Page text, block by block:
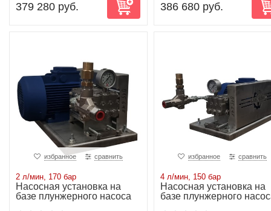
379 280 руб. 386 680 руб.
избранное сравнить
2 л/мин, 170 бар
Насосная установка на
базе плунжерного насоса
избранное сравнить
4 л/мин, 150 бар
Насосная установка на
базе плунжерного